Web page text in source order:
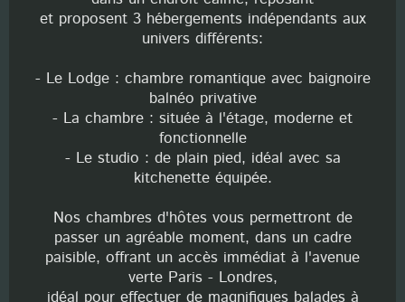
et proposent 3 hébergements indépendants aux
univers différents:
- Le Lodge : chambre romantique avec baignoire
balnéo privative
- La chambre : située à l'étage, moderne et
fonctionnelle
- Le studio : de plain pied, idéal avec sa
kitchenette équipée.
Nos chambres d'hôtes vous permettront de
passer un agréable moment, dans un cadre
paisible, offrant un accès immédiat à l'avenue
verte Paris - Londres,